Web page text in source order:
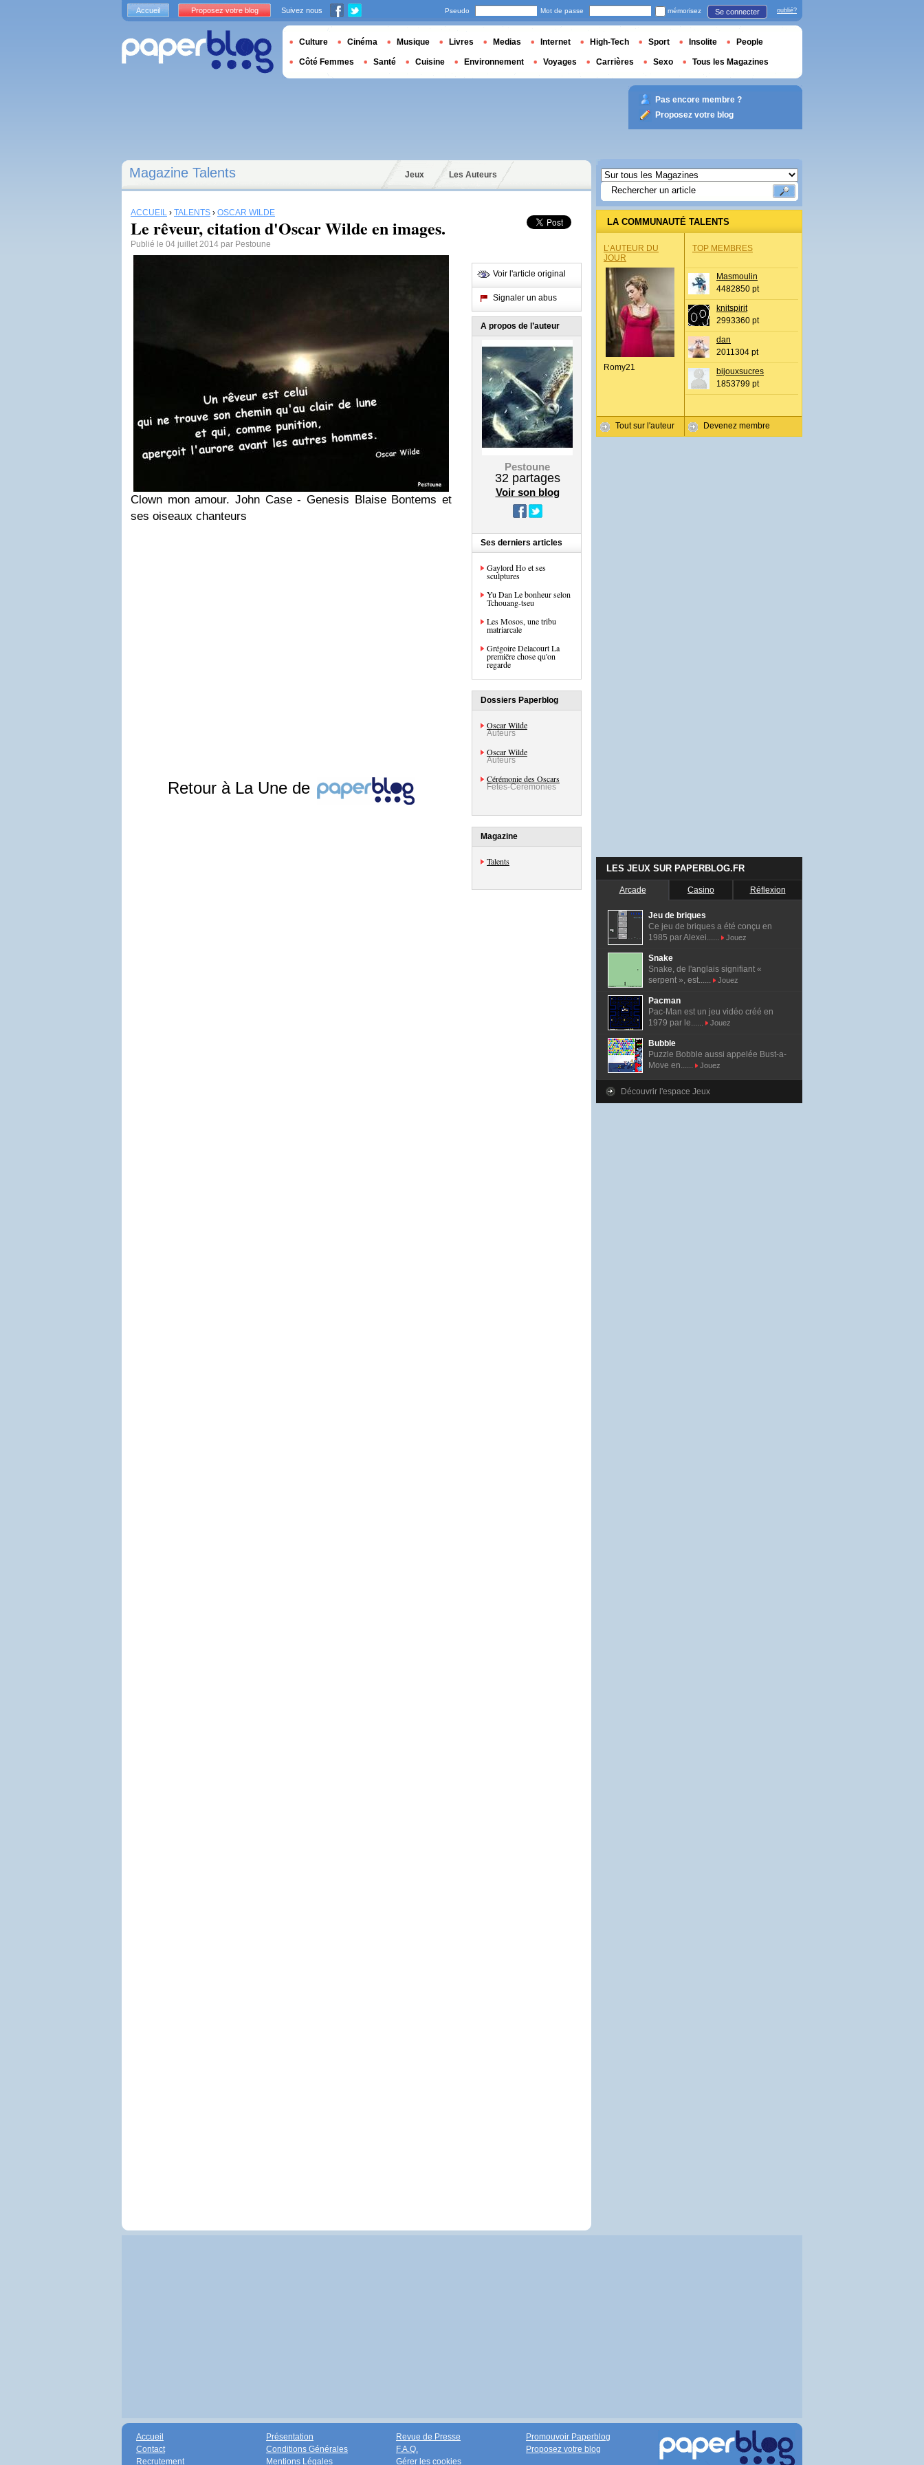
Magazine Talents Jeux Les Auteurs
ACCUEIL › TALENTS › OSCAR WILDE
Le rêveur, citation d'Oscar Wilde en images.
Publié le 04 juillet 2014 par Pestoune
Clown mon amour. John Case - Genesis Blaise Bontems et
ses oiseaux chanteurs
Retour à La Une de
Voir l'article original
Signaler un abus
A propos de l’auteur
Pestoune
32partages
Voir son blog
Ses derniers articles
Gaylord Ho et ses
sculptures
Yu Dan Le bonheur selon
Tchouang-tseu
Les Mosos, une tribu
matriarcale
Grégoire Delacourt La
premičre chose qu'on
regarde
Dossiers Paperblog
Oscar Wilde
Auteurs
Oscar Wilde
Auteurs
Cérémonie des Oscars
Fêtes-Cérémonies
Magazine
Talents
LA COMMUNAUTÉ TALENTS
L’AUTEUR DU
JOUR
Romy21
Tout sur l'auteur
TOP MEMBRES
Masmoulin
4482850 pt
knitspirit
2993360 pt
dan
2011304 pt
bijouxsucres
1853799 pt
Devenez membre
LES JEUX SUR PAPERBLOG.FR
Arcade Casino Réflexion
Jeu de briques
Ce jeu de briques a été conçu en
1985 par Alexei......
Jouez
Snake
Snake, de l'anglais signifiant «
serpent », est......
Jouez
Pacman
Pac-Man est un jeu vidéo créé en
1979 par le......
Jouez
Bubble
Puzzle Bobble aussi appelée Bust-a-
Move en......
Jouez
Découvrir l'espace Jeux
Accueil Proposez votre blog Suivez nous Pseudo Mot de passe mémorisez Se connecter oublié?
Culture Cinéma Musique Livres Medias Internet High-Tech Sport Insolite People
Côté Femmes Santé Cuisine Environnement Voyages Carrières Sexo Tous les Magazines
Pas encore membre ?
Proposez votre blog
Accueil
Contact
Recrutement
Présentation
Conditions Générales
Mentions Légales
Revue de Presse
F.A.Q.
Gérer les cookies
Promouvoir Paperblog
Proposez votre blog